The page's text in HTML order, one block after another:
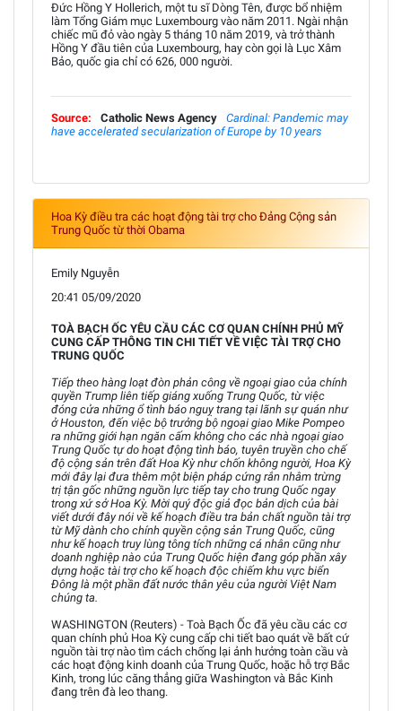
Đức Hồng Y Hollerich, một tu sĩ Dòng Tên, được bổ nhiệm
làm Tổng Giám mục Luxembourg vào năm 2011. Ngài nhận
chiếc mũ đỏ vào ngày 5 tháng 10 năm 2019, và trở thành
Hồng Y đầu tiên của Luxembourg, hay còn gọi là Lục Xâm
Bảo, quốc gia chỉ có 626, 000 người.
Source: Catholic News Agency
Cardinal: Pandemic may
have accelerated secularization of Europe by 10 years
Hoa Kỳ điều tra các hoạt động tài trợ cho Đảng Cộng sản
Trung Quốc từ thời Obama
Emily Nguyễn
20:41 05/09/2020
TOÀ BẠCH ỐC YÊU CẦU CÁC CƠ QUAN CHÍNH PHỦ MỸ
CUNG CẤP THÔNG TIN CHI TIẾT VỀ VIỆC TÀI TRỢ CHO
TRUNG QUỐC
Tiếp theo hàng loạt đòn phản công về ngoại giao của chính
quyền Trump liên tiếp giáng xuống Trung Quốc, từ việc
đóng cửa những ổ tình báo nguỵ trang tại lãnh sự quán như
ở Houston, đến việc bộ trưởng bộ ngoại giao Mike Pompeo
ra những giới hạn ngăn cấm không cho các nhà ngoại giao
Trung Quốc tự do hoạt động tình báo, tuyên truyền cho chế
độ cộng sản trên đất Hoa Kỳ như chốn không người, Hoa Kỳ
mới đây lại đưa thêm một biện pháp cứng rắn nhằm trừng
trị tận gốc những nguồn lực tiếp tay cho trung Quốc ngay
trong xứ sở Hoa Kỳ. Mời quý độc giả đọc bản dịch của bài
viết dưới đây nói về kế hoạch điều tra bản chất nguồn tài trợ
từ Mỹ dành cho chính quyền cộng sản Trung Quốc, cũng
như kế hoạch truy lùng tông tích những cá nhân cũng như
doanh nghiệp nào của Trung Quốc hiện đang góp phần xây
dựng hoặc tài trợ cho kế hoạch độc chiếm khu vực biển
Đông là một phần đất nước thân yêu của người Việt Nam
chúng ta.
WASHINGTON (Reuters) - Toà Bạch Ốc đã yêu cầu các cơ
quan chính phủ Hoa Kỳ cung cấp chi tiết bao quát về bất cứ
nguồn tài trợ nào tìm cách chống lại ảnh hưởng toàn cầu và
các hoạt động kinh doanh của Trung Quốc, hoặc hỗ trợ Bắc
Kinh, trong lúc căng thẳng giữa Washington và Bắc Kinh
đang trên đà leo thang.